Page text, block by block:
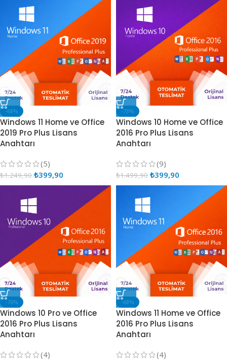
-68%
Windows 11 Home ve Office
2019 Pro Plus Lisans
Anahtarı
(5)
₺1.249,90 ₺399,90
-73%
Windows 10 Home ve Office
2016 Pro Plus Lisans
Anahtarı
(9)
₺1.499,90 ₺399,90
-76%
Windows 10 Pro ve Office
2016 Pro Plus Lisans
Anahtarı
(4)
-68%
Windows 11 Home ve Office
2016 Pro Plus Lisans
Anahtarı
(4)